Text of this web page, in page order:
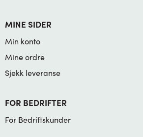
MINE SIDER
Min konto
Mine ordre
Sjekk leveranse
FOR BEDRIFTER
For Bedriftskunder